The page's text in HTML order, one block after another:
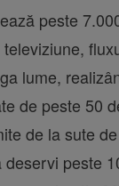
peste
lume,
de peste 50
de la sute
peste